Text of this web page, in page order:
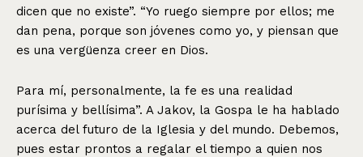
dicen que no existe”. “Yo ruego siempre por ellos; me
dan pena, porque son jóvenes como yo, y piensan que
es una vergüenza creer en Dios.
Para mí, personalmente, la fe es una realidad
purísima y bellísima”. A Jakov, la Gospa le ha hablado
acerca del futuro de la Iglesia y del mundo. Debemos,
pues estar prontos a regalar el tiempo a quien nos